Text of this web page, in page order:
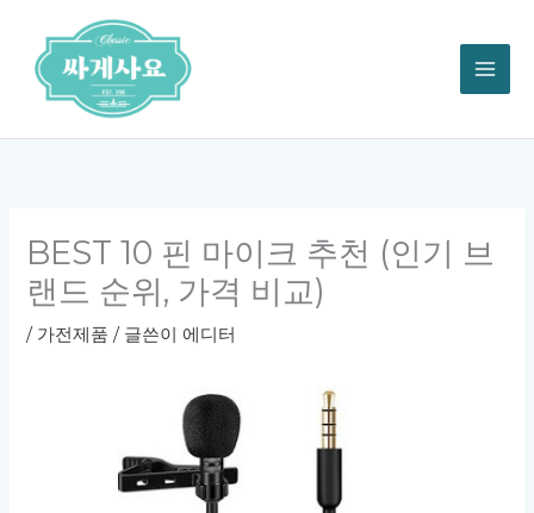
너
BEST 10 핀 마이크 추천 (인기 브
랜드 순위, 가격 비교)
/ 가전제품 / 글쓴이 에디터